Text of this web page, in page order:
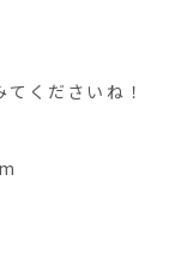
くださいね！